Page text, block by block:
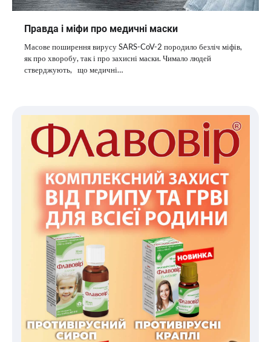
Правда і міфи про медичні маски
Масове поширення вирусу SARS-CoV-2 породило безліч міфів,
як про хворобу, так і про захисні маски. Чимало людей
стверджують, що медичні…